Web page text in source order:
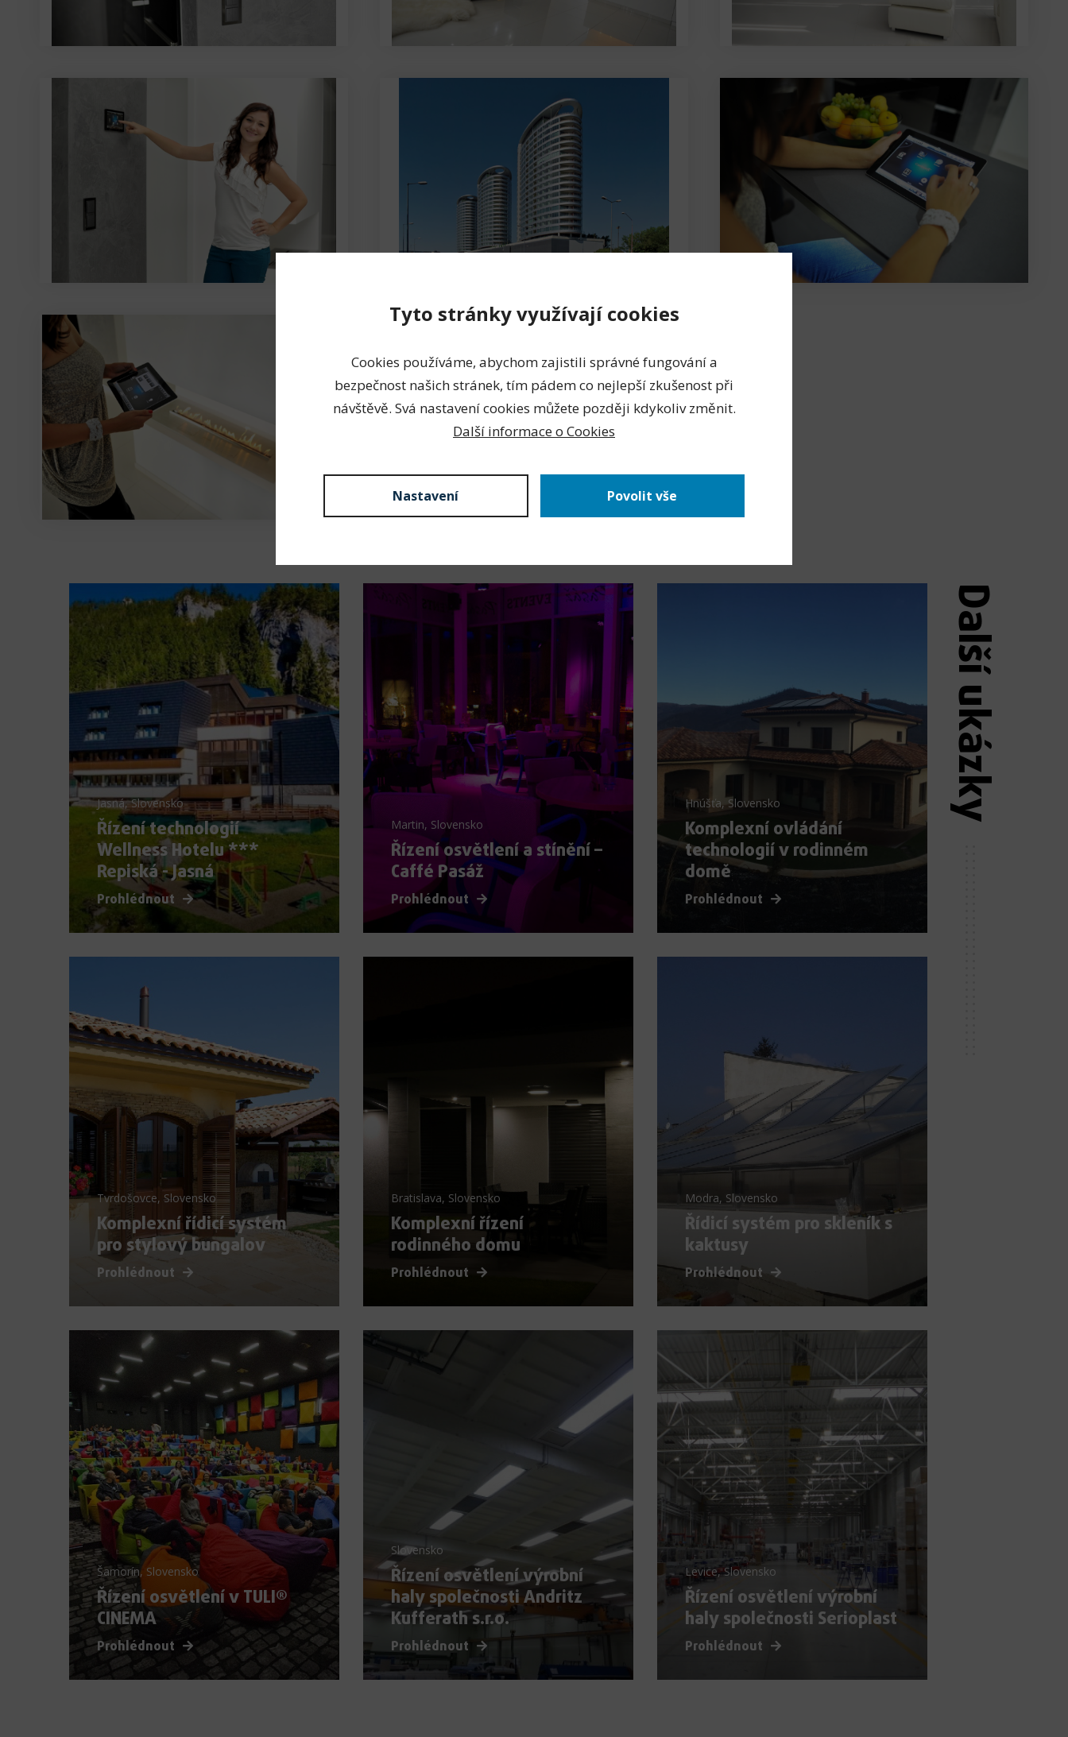
Jasná, Slovensko
Řízení technologií
Wellness Hotelu ***
Repiská - Jasná
Prohlédnout
Martin, Slovensko
Řízení osvětlení a stínění –
Caffé Pasáž
Prohlédnout
Hnúšťa, Slovensko
Komplexní ovládání
technologií v rodinném
domě
Prohlédnout
Tvrdošovce, Slovensko
Komplexní řídicí systém
pro stylový bungalov
Prohlédnout
Bratislava, Slovensko
Komplexní řízení
rodinného domu
Prohlédnout
Modra, Slovensko
Řídicí systém pro skleník s
kaktusy
Prohlédnout
Šamorín, Slovensko
Řízení osvětlení v TULI®
CINEMA
Prohlédnout
Slovensko
Řízení osvětlení výrobní
haly společnosti Andritz
Kufferath s.r.o.
Prohlédnout
Levice, Slovensko
Řízení osvětlení výrobní
haly společnosti Serioplast
Prohlédnout
Další ukázky
Tyto stránky využívají cookies
Cookies používáme, abychom zajistili správné fungování a
bezpečnost našich stránek, tím pádem co nejlepší zkušenost při
návštěvě. Svá nastavení cookies můžete později kdykoliv změnit.
Další informace o Cookies
Nastavení Povolit vše